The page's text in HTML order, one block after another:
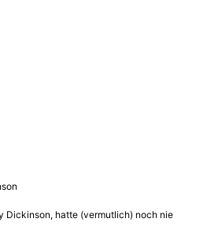
Dickinson, hatte (vermutlich) noch nie